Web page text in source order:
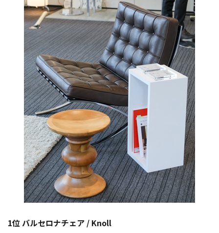
1位 バルセロナチェア / Knoll